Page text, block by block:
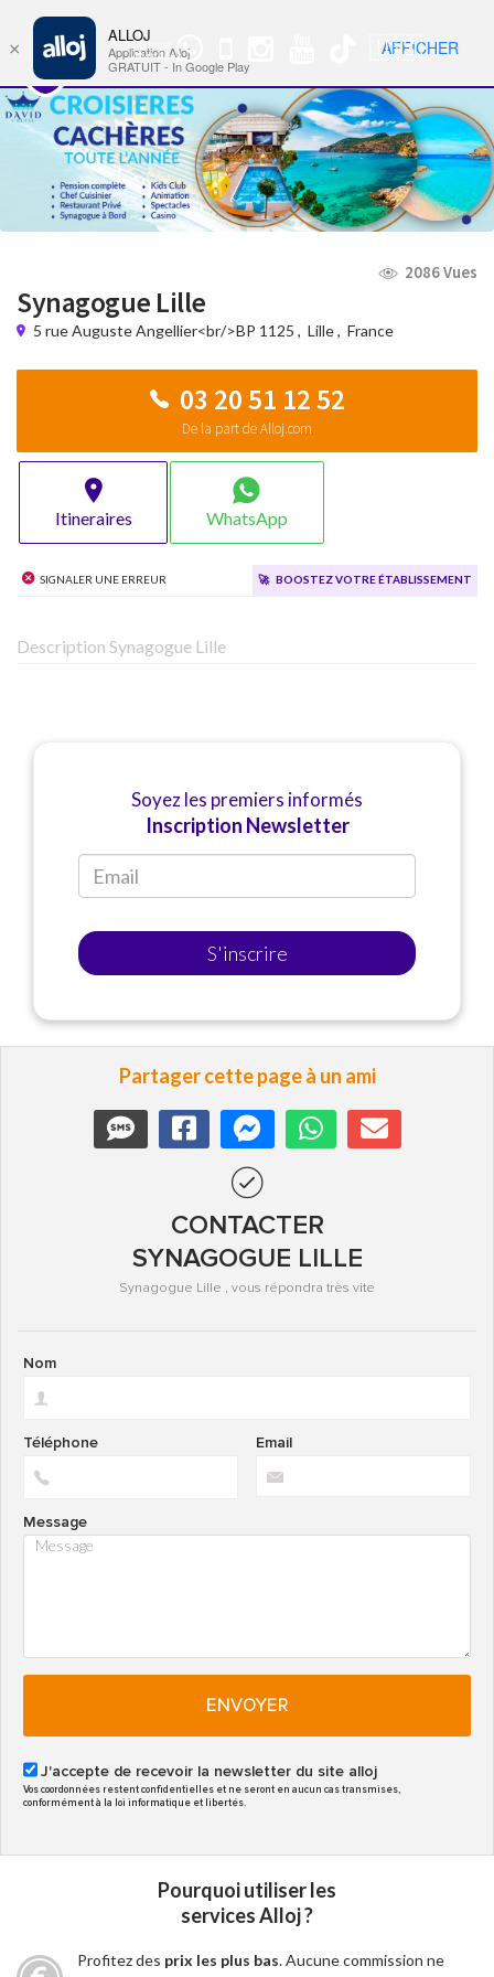
Groupe
WhatsApp
🇺🇸 Nav
2086 Vues
Synagogue Lille
5 rue Auguste Angellier<br/>BP 1125 , Lille, France
03 20 51 12 52
De la part de Alloj.com
Itineraires WhatsApp
Signaler une erreur 🚀 Boostez votre établissement
Description Synagogue Lille
Soyez les premiers informés
Inscription Newsletter
S'inscrire
Partager cette page à un ami
CONTACTER
SYNAGOGUE LILLE
Synagogue Lille , vous répondra très vite
Nom
Email
Téléphone
Message
ENVOYER
J'accepte de recevoir la newsletter du site alloj
Vos coordonnées restent confidentielles et ne seront en aucun cas transmises,
conformément à la loi informatique et libertés.
Pourquoi utiliser les
services Alloj ?
Profitez des prix les plus bas. Aucune commission ne
×
ALLOJ
Application Alloj
GRATUIT - In Google Play
AFFICHER